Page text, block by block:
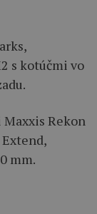
s kotúčmi vo
Maxxis Rekon
mm.